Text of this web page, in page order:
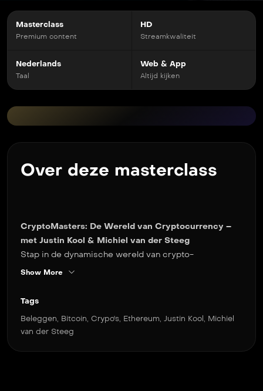
Masterclass
Premium content
HD
Streamkwaliteit
Nederlands
Taal
Web & App
Altijd kijken
Over deze masterclass
CryptoMasters: De Wereld van Cryptocurrency –
met Justin Kool & Michiel van der Steeg
Stap in de dynamische wereld van crypto-
investeringen tijdens deze exclusieve masterclass.
Steeg, oprichters van BlockchainTraders, ontdek je
investeren in cryptocurrency. Deze sessie is bedoeld
voor educatieve doeleinden en bevat geen financieel
advies.
Show More
Tags
Beleggen, Bitcoin, Crypo's, Ethereum, Justin Kool, Michiel
van der Steeg